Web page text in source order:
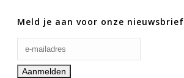
Meld je aan voor onze nieuwsbrief